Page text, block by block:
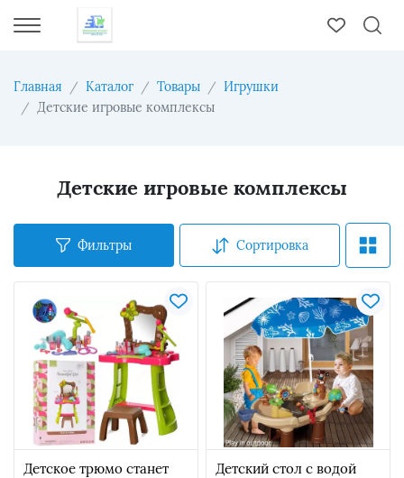
Главная Каталог Товары
Игрушки
Детские игровые комплексы
Детские игровые комплексы
Фильтры Сортировка
Детское трюмо станет
Детский стол с водой